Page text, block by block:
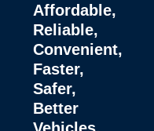
Affordable,
Reliable,
Convenient,
Faster,
Safer,
Better